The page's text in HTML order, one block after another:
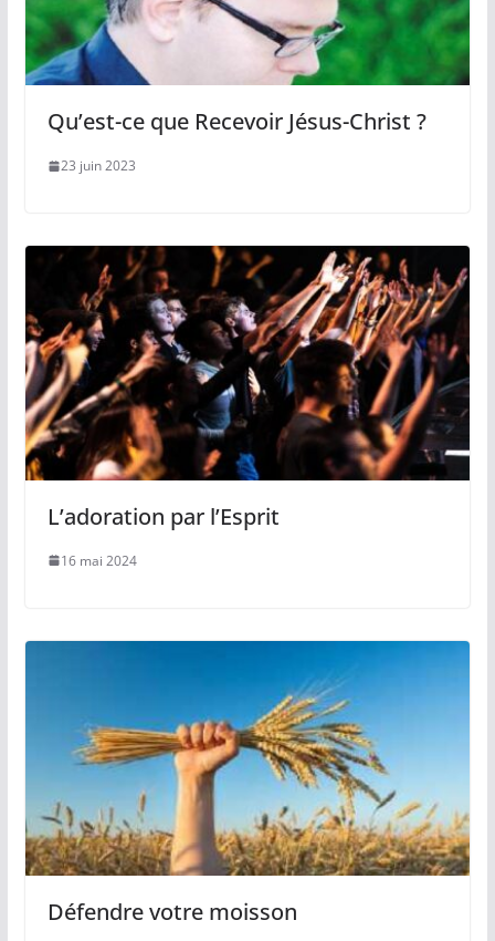
Qu’est-ce que Recevoir Jésus-Christ ?
23 juin 2023
L’adoration par l’Esprit
16 mai 2024
Défendre votre moisson